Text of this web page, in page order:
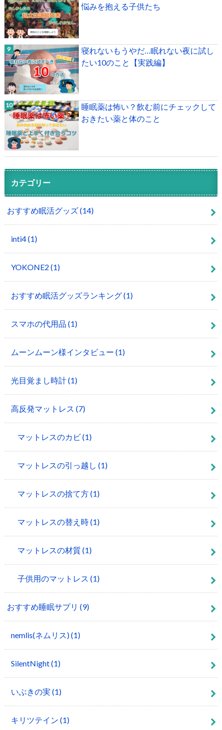
悩みを抱える子供たち
寝れないもうやだ…眠れない夜に試し
たい10のこと【実践編】
睡眠薬は怖い？飲む前にチェックして
おきたい薬と体のこと
カテゴリー
おすすめ眠活グッズ(14)
inti4(1)
YOKONE2 (1)
おすすめ眠活グッズランキング(1)
スマホの代用品 (1)
ムーンムーン様インタビュー (1)
光目覚まし時計(1)
高反発マットレス (7)
マットレスのカビ(1)
マットレスの引っ越し (1)
マットレスの捨て方(1)
マットレスの替え時(1)
マットレスの材質(1)
子供用のマットレス (1)
おすすめ睡眠サプリ (9)
nemlis(ネムリス)(1)
SilentNight(1)
いぶきの実 (1)
キリツテイン (1)